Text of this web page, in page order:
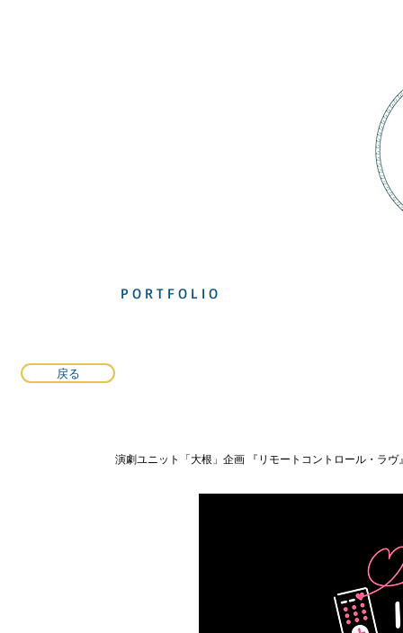
P O R T F O L I O
戻る
演劇ユニット「大根」企画 『リモートコントロール・ラヴ